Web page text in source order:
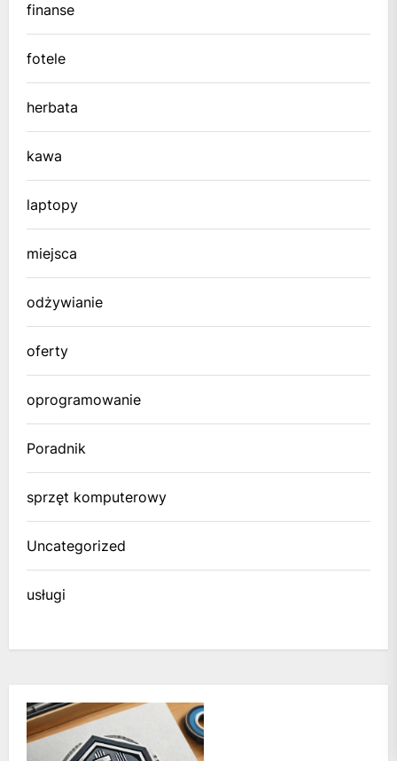
finanse
fotele
herbata
kawa
laptopy
miejsca
odżywianie
oferty
oprogramowanie
Poradnik
sprzęt komputerowy
Uncategorized
usługi